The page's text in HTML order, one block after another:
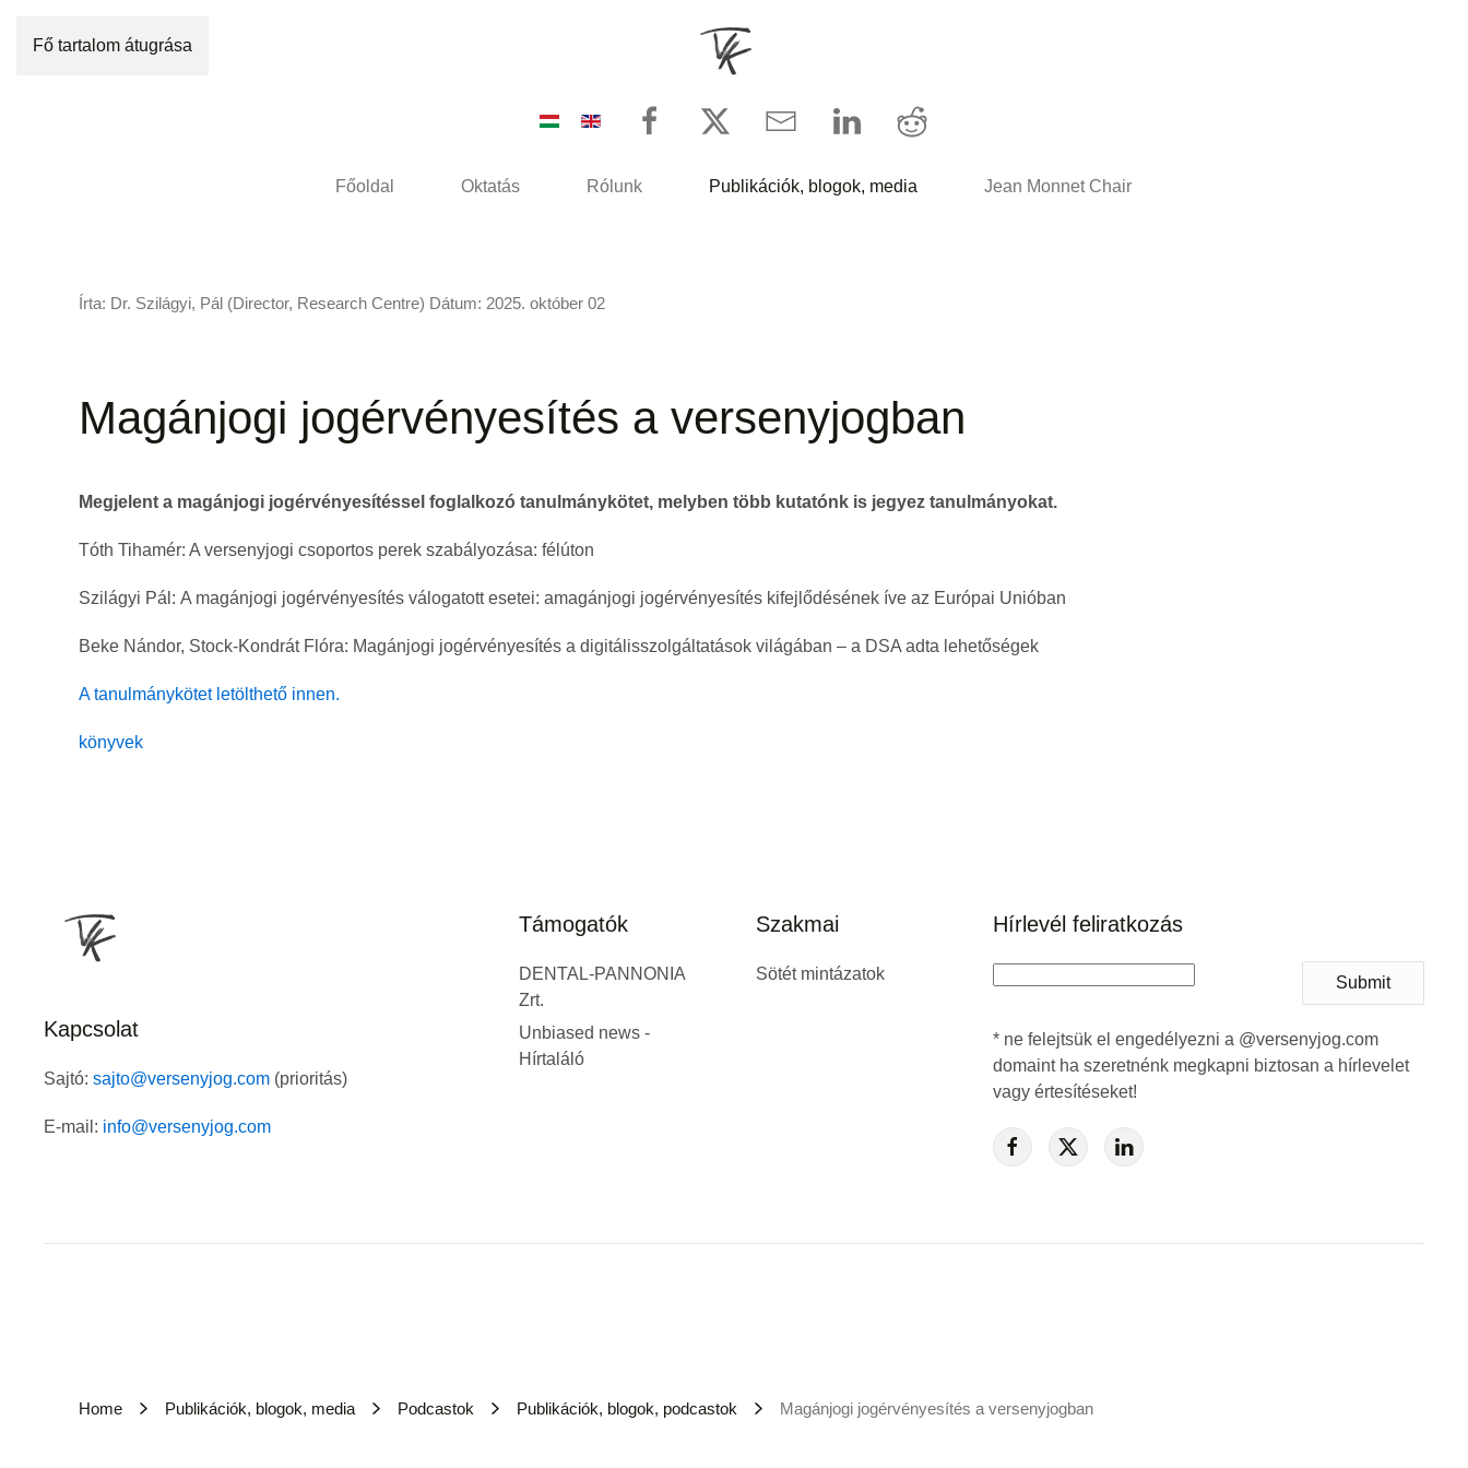
Fő tartalom átugrása
Főoldal Oktatás Rólunk Publikációk, blogok, media Jean Monnet Chair
Írta: Dr. Szilágyi, Pál (Director, Research Centre) Dátum: 2025. október 02
Magánjogi jogérvényesítés a versenyjogban
Megjelent a magánjogi jogérvényesítéssel foglalkozó tanulmánykötet, melyben több kutatónk is jegyez tanulmányokat.
Tóth Tihamér: A versenyjogi csoportos perek szabályozása: félúton
Szilágyi Pál: A magánjogi jogérvényesítés válogatott esetei: amagánjogi jogérvényesítés kifejlődésének íve az Európai Unióban
Beke Nándor, Stock-Kondrát Flóra: Magánjogi jogérvényesítés a digitálisszolgáltatások világában – a DSA adta lehetőségek
A tanulmánykötet letölthető innen.
könyvek
Kapcsolat
Sajtó: sajto@versenyjog.com (prioritás)
E-mail: info@versenyjog.com
Támogatók
DENTAL-PANNONIA
Zrt.
Unbiased news -
Hírtaláló
Szakmai
Sötét mintázatok
Hírlevél feliratkozás
Submit
* ne felejtsük el engedélyezni a @versenyjog.com
domaint ha szeretnénk megkapni biztosan a hírlevelet
vagy értesítéseket!
Home Publikációk, blogok, media Podcastok Publikációk, blogok, podcastok Magánjogi jogérvényesítés a versenyjogban